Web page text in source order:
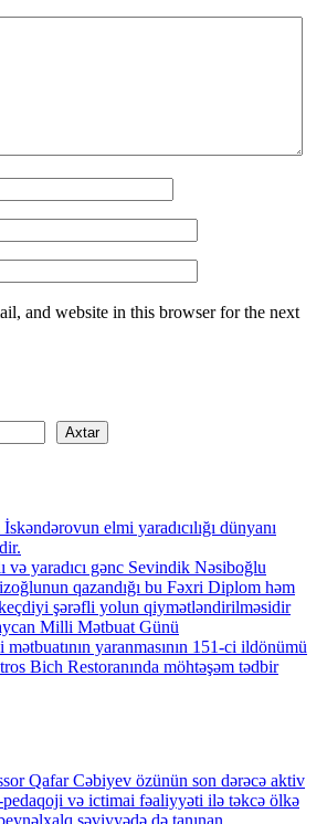
and website in this browser for the next
Axtar
elmi yaradıcılığı dünyanı
yaradıcı gənc Sevindik Nəsiboğlu
qazandığı bu Fəxri Diplom həm
şərəfli yolun qiymətləndirilməsidir
Milli Mətbuat Günü
yaranmasının 151-ci ildönümü
Bich Restoranında möhtəşəm tədbir
Qafar Cəbiyev özünün son dərəcə aktiv
və ictimai fəaliyyəti ilə təkcə ölkə
səviyyədə də tanınan,